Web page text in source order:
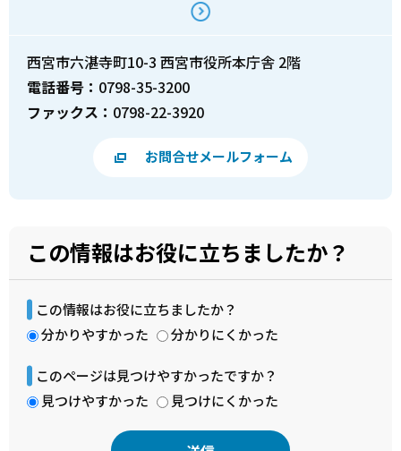
西宮市六湛寺町10-3 西宮市役所本庁舎 2階
電話番号： 0798-35-3200
ファックス： 0798-22-3920
お問合せメールフォーム
この情報はお役に立ちましたか？
この情報はお役に立ちましたか？
分かりやすかった
分かりにくかった
このページは見つけやすかったですか？
見つけやすかった
見つけにくかった